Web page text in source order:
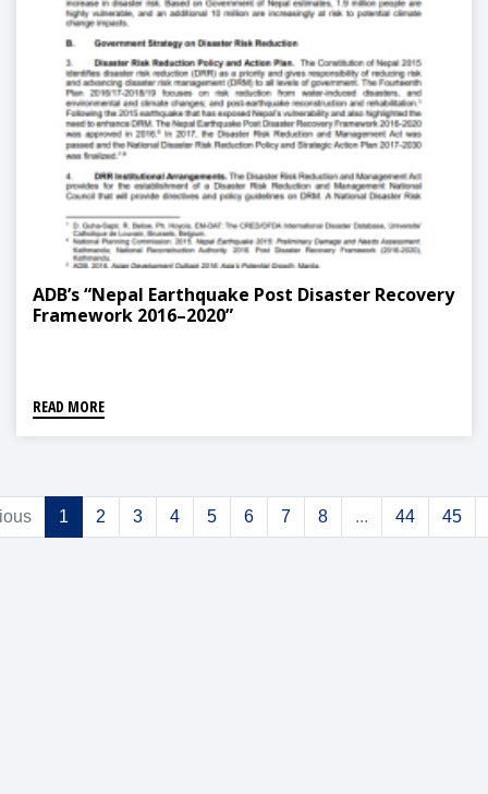
ADB’s “Nepal Earthquake Post Disaster Recovery
Framework 2016–2020”
READ MORE
1 2 3 4 5 6 7 8 ... 44 45